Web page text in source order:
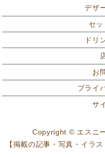
デザ
セ
ドリ
お
プライ
サ
Copyright © エスニ
【掲載の記事・写真・イラ